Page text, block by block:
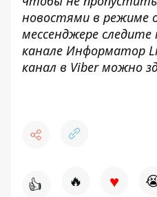
новостями в режиме
мессенджере
канале Информатор
канал в Viber можно
👍 🔥 ♥